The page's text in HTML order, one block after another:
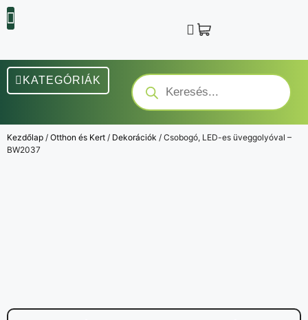
KATEGÓRIÁK
Kezdőlap / Otthon és Kert / Dekorációk / Csobogó, LED-es üveggolyóval –
BW2037